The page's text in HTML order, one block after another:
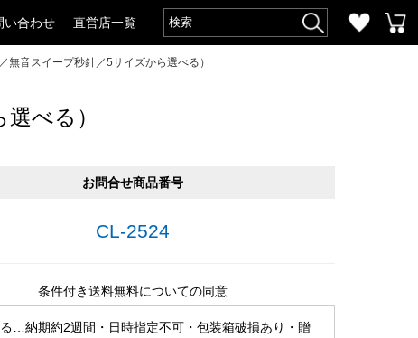
い合わせ 直営店一覧
音スイープ秒針／5サイズから選べる）
べる）
お問合せ商品番号
CL-2524
条件付き送料無料についての同意
…納期約2週間・日時指定不可・包装箱破損あり・贈